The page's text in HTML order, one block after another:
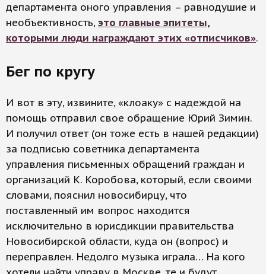
департамента оного управления – равнодушие и
необъективность,это главные эпитеты,
которыми люди награждают этих «отписчиков».
Бег по кругу
И вот в эту, извините, «клоаку» с надеждой на
помощь отправил свое обращение Юрий Зимин.
И получил ответ (он тоже есть в нашей редакции)
за подписью советника департамента
управления письменных обращений граждан и
организаций К. Коробова, который, если своими
словами, пояснил новосибирцу, что
поставленный им вопрос находится
исключительно в юрисдикции правительства
Новосибирской области, куда он (вопрос) и
переправлен. Недолго музыка играла… На кого